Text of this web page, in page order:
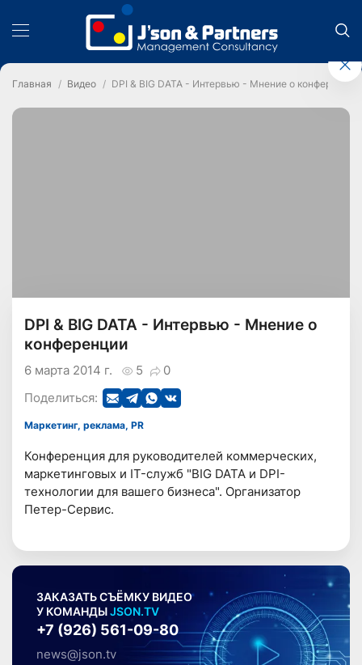
Главная Видео DPI & BIG DATA - Интервью - Мнение о конференции
DPI & BIG DATA - Интервью - Мнение о
конференции
5 0
6 марта 2014 г.
Поделиться:
Маркетинг, реклама, PR
Конференция для руководителей коммерческих,
маркетинговых и IT-служб "BIG DATA и DPI-
технологии для вашего бизнеса". Организатор
Петер-Сервис.
ЗАКАЗАТЬ СЪЁМКУ ВИДЕО
У КОМАНДЫJSON.TV
+7 (926) 561-09-80
news@json.tv